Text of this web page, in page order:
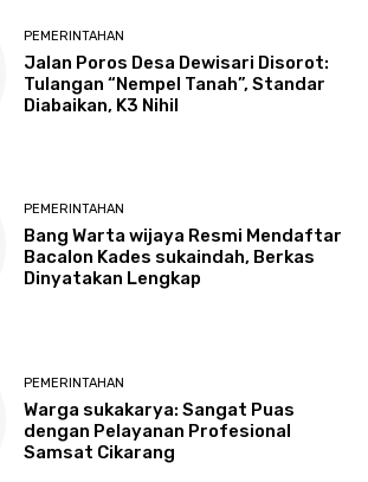
PEMERINTAHAN
Jalan Poros Desa Dewisari Disorot:
Tulangan “Nempel Tanah”, Standar
Diabaikan, K3 Nihil
PEMERINTAHAN
Bang Warta wijaya Resmi Mendaftar
Bacalon Kades sukaindah, Berkas
Dinyatakan Lengkap
PEMERINTAHAN
Warga sukakarya: Sangat Puas
dengan Pelayanan Profesional
Samsat Cikarang